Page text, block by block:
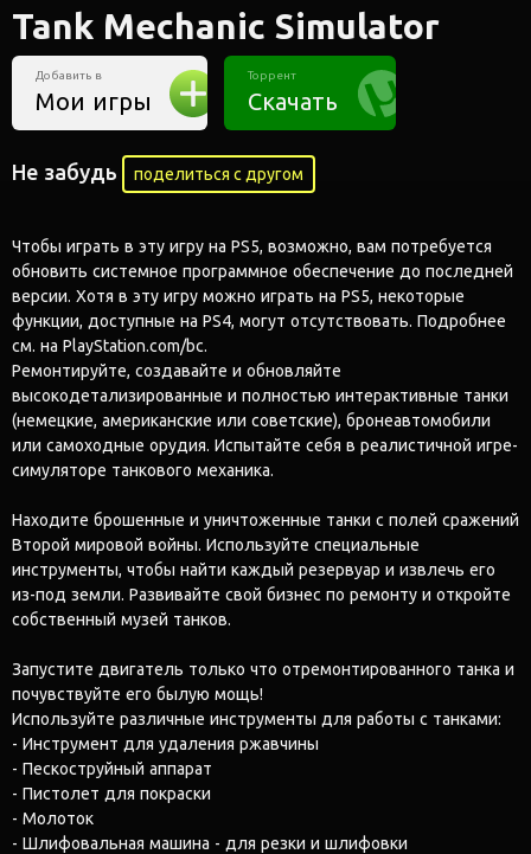
Tank Mechanic Simulator
Добавить в
Мои игры
Торрент
Скачать
Не забудь поделиться с другом
Чтобы играть в эту игру на PS5, возможно, вам потребуется
обновить системное программное обеспечение до последней
версии. Хотя в эту игру можно играть на PS5, некоторые
функции, доступные на PS4, могут отсутствовать. Подробнее
см. на PlayStation.com/bc.
Ремонтируйте, создавайте и обновляйте
высокодетализированные и полностью интерактивные танки
(немецкие, американские или советские), бронеавтомобили
или самоходные орудия. Испытайте себя в реалистичной игре-
симуляторе танкового механика.
Находите брошенные и уничтоженные танки с полей сражений
Второй мировой войны. Используйте специальные
инструменты, чтобы найти каждый резервуар и извлечь его
из-под земли. Развивайте свой бизнес по ремонту и откройте
собственный музей танков.
Запустите двигатель только что отремонтированного танка и
почувствуйте его былую мощь!
Используйте различные инструменты для работы с танками:
- Инструмент для удаления ржавчины
- Пескоструйный аппарат
- Пистолет для покраски
- Молоток
- Шлифовальная машина - для резки и шлифовки